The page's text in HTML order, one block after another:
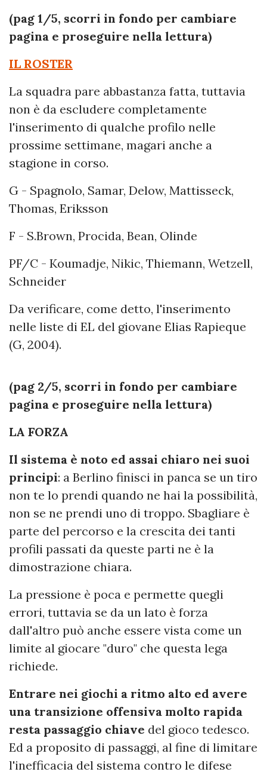
(pag 1/5, scorri in fondo per cambiare
pagina e proseguire nella lettura)
IL ROSTER
La squadra pare abbastanza fatta, tuttavia
non è da escludere completamente
l'inserimento di qualche profilo nelle
prossime settimane, magari anche a
stagione in corso.
G - Spagnolo, Samar, Delow, Mattisseck,
Thomas, Eriksson
F - S.Brown, Procida, Bean, Olinde
PF/C - Koumadje, Nikic, Thiemann, Wetzell,
Schneider
Da verificare, come detto, l'inserimento
nelle liste di EL del giovane Elias Rapieque
(G, 2004).
(pag 2/5, scorri in fondo per cambiare
pagina e proseguire nella lettura)
LA FORZA
Il sistema è noto ed assai chiaro nei suoi
principi: a Berlino finisci in panca se un tiro
non te lo prendi quando ne hai la possibilità,
non se ne prendi uno di troppo. Sbagliare è
parte del percorso e la crescita dei tanti
profili passati da queste parti ne è la
dimostrazione chiara.
La pressione è poca e permette quegli
errori, tuttavia se da un lato è forza
dall'altro può anche essere vista come un
limite al giocare "duro" che questa lega
richiede.
Entrare nei giochi a ritmo alto ed avere
una transizione offensiva molto rapida
resta passaggio chiave del gioco tedesco.
Ed a proposito di passaggi, al fine di limitare
l'inefficacia del sistema contro le difese